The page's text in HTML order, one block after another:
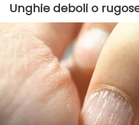
Unghie deboli o